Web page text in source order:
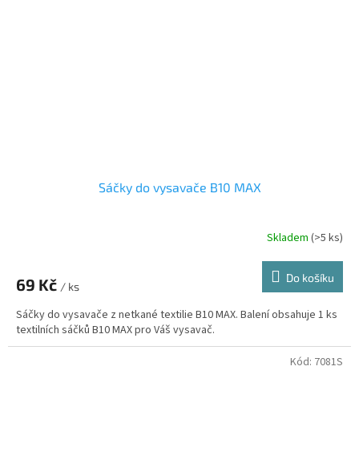
Sáčky do vysavače B10 MAX
Skladem (>5 ks)
69 Kč / ks
Do košíku
Sáčky do vysavače z netkané textilie B10 MAX. Balení obsahuje 1 ks
textilních sáčků B10 MAX pro Váš vysavač.
Kód: 7081S